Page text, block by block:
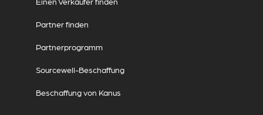
Partner finden
Partnerprogramm
Sourcewell-Beschaffung
Beschaffung von Kanus